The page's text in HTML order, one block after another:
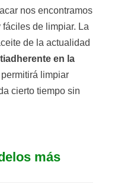
nos encontramos
de limpiar. La
de la actualidad
en la
permitirá limpiar
cierto tiempo sin
más